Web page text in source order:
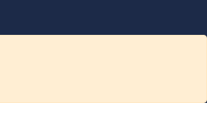
бл. 25